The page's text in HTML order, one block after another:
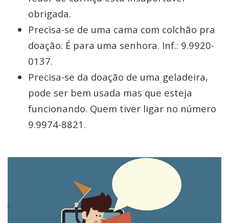
obrigada.
Precisa-se de uma cama com colchão pra
doação. É para uma senhora. Inf.: 9.9920-
0137.
Precisa-se da doação de uma geladeira,
pode ser bem usada mas que esteja
funcionando. Quem tiver ligar no número
9.9974-8821.